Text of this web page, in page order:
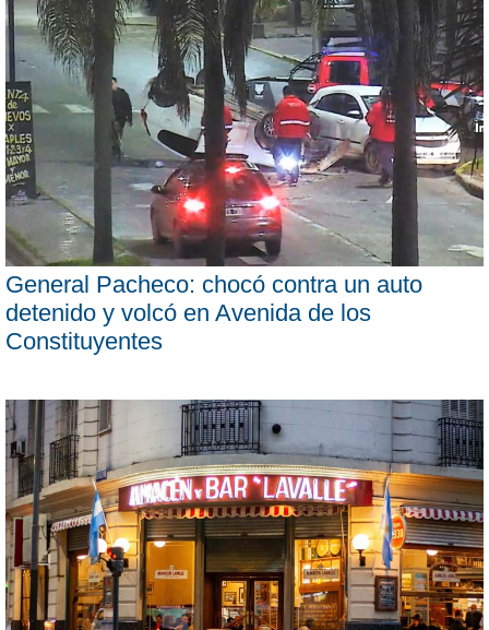
General Pacheco: chocó contra un auto
detenido y volcó en Avenida de los
Constituyentes